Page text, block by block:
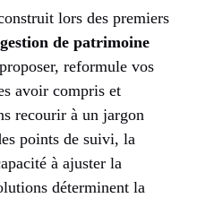
lors des premiers
de patrimoine
reformule vos
avoir compris et
recourir à un jargon
points de suivi, la
à ajuster la
déterminent la